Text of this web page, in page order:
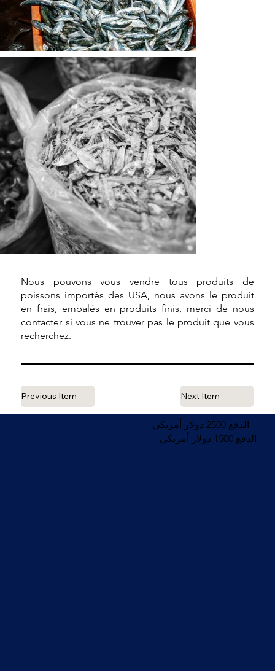
Nous pouvons vous vendre tous produits de
poissons importés des USA, nous avons le produit
en frais, embalés en produits finis, merci de nous
contacter si vous ne trouver pas le produit que vous
recherchez.
Previous Item Next Item
الدفع 2500 دولار أمريكي
الدفع 1500 دولار أمريكي